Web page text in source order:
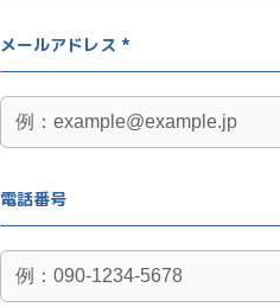
メールアドレス *
電話番号